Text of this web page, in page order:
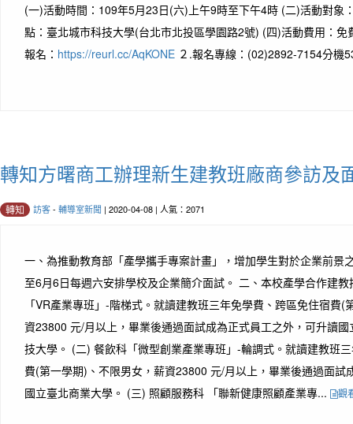
(一)活動時間：109年5月23日(六)上午9時至下午4時 (二)活動對象
點：臺北城市科技大學(台北市北投區學園路2號) (四)活動費用：
報名： https://reurl.cc/AqKONE ２.報名專線：(02)2892-7154分機
轉知方曙商工辦理新生建教班廠商參訪及
轉知 訪客- 輔導室新聞 | 2020-04-08 | 人氣：2071
一、為推動教育部「產學攜手專案計畫」，增加學生對於企業前景
至6月6日每週六安排學校及企業簡介面試。 二、本校產學合作建
「VR產業專班」-階梯式。就讀建教班三年免學費、跨區免住宿費(
資23800 元/月以上，畢業後通過面試成為正式員工之外，可升讀
技大學。 (二) 餐飲科「微型創業產業專班」-輪調式。就讀建教班
費(第一學期)、不限男女，薪資23800 元/月以上，畢業後通過面試
國立臺北商業大學。 (三) 照顧服務科 「聯新健康照顧產業專...
觀